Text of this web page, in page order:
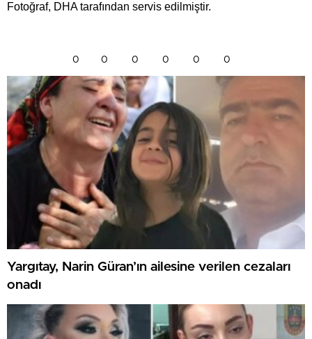
Fotoğraf, DHA tarafından servis edilmiştir.
0 0 0 0 0 0
Yargıtay, Narin Güran’ın ailesine verilen cezaları
onadı